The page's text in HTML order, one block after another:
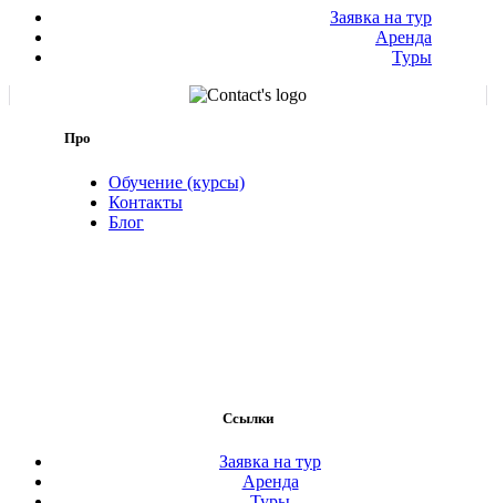
Заявка на тур
Аренда
Туры
Про
Обучение (курсы)
Контакты
Блог
Ссылки
Заявка на тур
Аренда